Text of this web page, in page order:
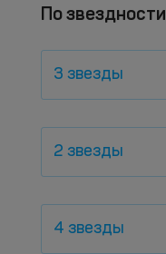
По звездности
3 звезды
2 звезды
4 звезды